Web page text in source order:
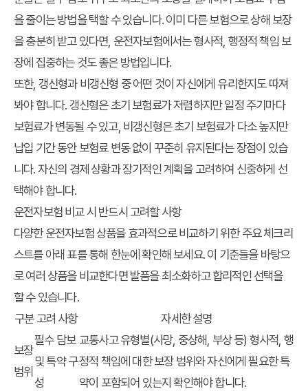
을 줄이는 방법을 택할 수 있습니다. 이미 다른 보험으로 상해 보장
을 충분히 받고 있다면, 운전자보험에서는 형사적, 행정적 책임 보
장에 집중하는 것도 좋은 방법입니다.
또한, 갱신형과 비갱신형 중 어떤 것이 자신에게 유리한지도 따져
봐야 합니다. 갱신형은 초기 보험료가 저렴하지만 일정 주기마다
보험료가 변동될 수 있고, 비갱신형은 초기 보험료가 다소 높지만
납입 기간 동안 보험료 변동 없이 꾸준히 유지된다는 장점이 있습
니다. 자신의 경제 상황과 장기적인 계획을 고려하여 신중하게 선
택해야 합니다.
운전자보험 비교 시 반드시 고려할 사항
다양한 운전자보험 상품을 효과적으로 비교하기 위한 주요 체크리
스트를 아래 표를 통해 한눈에 확인해 보세요. 이 기준들을 바탕으
로 여러 상품을 비교한다면 발품을 최소화하고 합리적인 선택을
할 수 있습니다.
구분 고려 사항 자세한 설명
보장
범위
필수 담보
및 특약 구
성
교통사고 유형별(사망, 중상해, 부상 등) 형사적, 행
정적 책임에 대한 보장 범위와 자신에게 필요한 특
약이 포함되어 있는지 확인해야 합니다.